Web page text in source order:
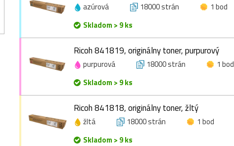
azúrová 18000 strán
1 bod
Skladom > 9 ks
Ricoh 841819, originálny toner, purpurový
purpurová 18000 strán
1 bod
Skladom > 9 ks
Ricoh 841818, originálny toner, žltý
žltá 18000 strán
1 bod
Skladom > 9 ks